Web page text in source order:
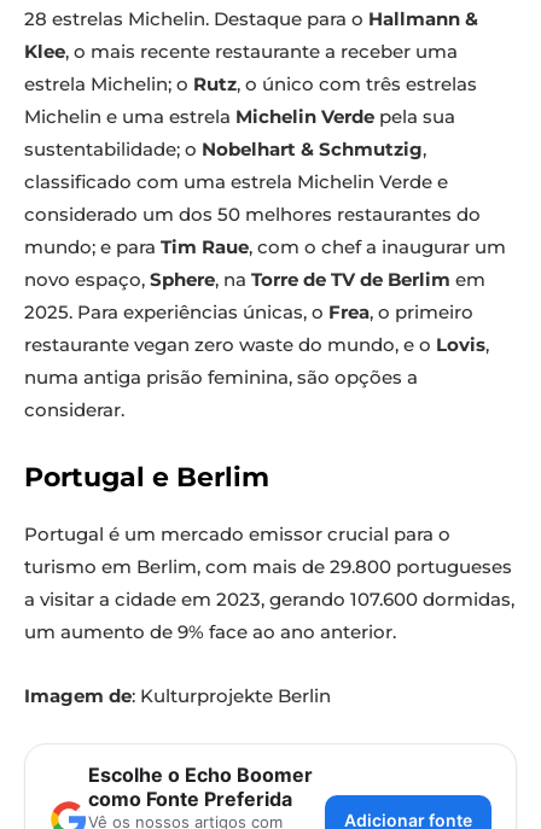
28 estrelas Michelin. Destaque para o Hallmann &
Klee, o mais recente restaurante a receber uma
estrela Michelin; o Rutz, o único com três estrelas
Michelin e uma estrela Michelin Verde pela sua
sustentabilidade; o Nobelhart & Schmutzig,
classificado com uma estrela Michelin Verde e
considerado um dos 50 melhores restaurantes do
mundo; e para Tim Raue, com o chef a inaugurar um
novo espaço, Sphere, na Torre de TV de Berlim em
2025. Para experiências únicas, o Frea, o primeiro
restaurante vegan zero waste do mundo, e o Lovis,
numa antiga prisão feminina, são opções a
considerar.
Portugal e Berlim
Portugal é um mercado emissor crucial para o
turismo em Berlim, com mais de 29.800 portugueses
a visitar a cidade em 2023, gerando 107.600 dormidas,
um aumento de 9% face ao ano anterior.
Imagem de: Kulturprojekte Berlin
Escolhe o Echo Boomer
como Fonte Preferida
Vê os nossos artigos com Adicionar fonte